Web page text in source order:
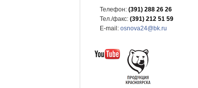
Телефон: (391) 288 26 26
Тел./факс: (391) 212 51 59
E-mail: osnova24@bk.ru